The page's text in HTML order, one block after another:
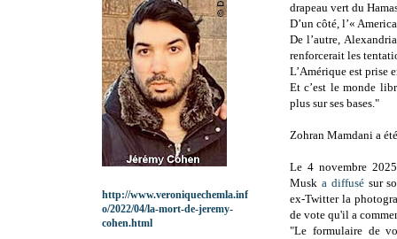
drapeau vert du
D’un côté, l’«
De l’autre,
renforcerait les
L’Amérique est prise
Et c’est le monde
plus sur ses bases."
Zohran Mamdani a
Le 4 novembre
Musk a diffusésur
ex-Twitter la
de vote qu'il a
"Le formulaire de
http://www.veroniquechemla.inf
o/2022/04/la-mort-de-jeremy-
cohen.html